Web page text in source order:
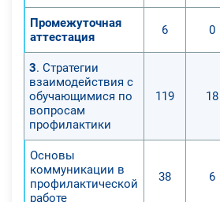
Промежуточная
аттестация
6 0
3. Стратегии
взаимодействия с
обучающимися по
вопросам
профилактики
119 18
Основы
коммуникации в
профилактической
работе
38 6